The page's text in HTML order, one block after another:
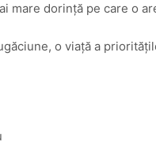
mare dorință pe care o
o viață a